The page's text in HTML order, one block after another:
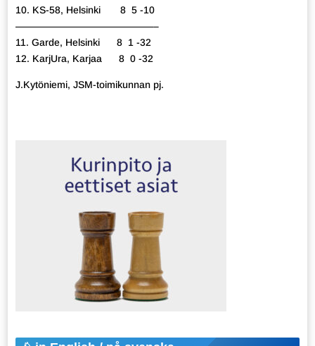
10. KS-58, Helsinki 8 5 -10
——————————————–
11. Garde, Helsinki 8 1 -32
12. KarjUra, Karjaa 8 0 -32
J.Kytöniemi, JSM-toimikunnan pj.